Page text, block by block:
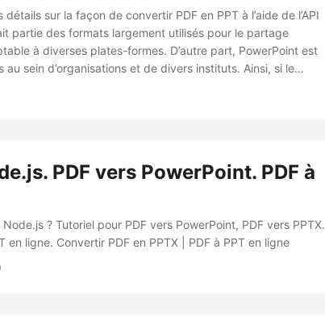
sur la façon de convertir PDF en PPT à l’aide de l’API
partie des formats largement utilisés pour le partage
à diverses plates-formes. D’autre part, PowerPoint est
sein d’organisations et de divers instituts. Ainsi, si le
pouvons directement convertir le PDF au format
PDF vers PowerPoint. PDF à
? Tutoriel pour PDF vers PowerPoint, PDF vers PPTX.
en ligne. Convertir PDF en PPTX | PDF à PPT en ligne